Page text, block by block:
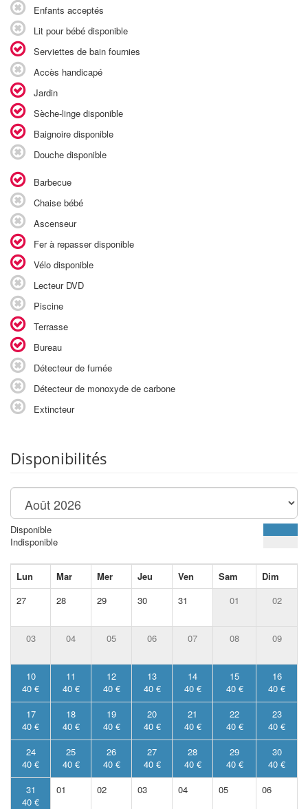
Enfants acceptés
Lit pour bébé disponible
Serviettes de bain fournies
Accès handicapé
Jardin
Sèche-linge disponible
Baignoire disponible
Douche disponible
Barbecue
Chaise bébé
Ascenseur
Fer à repasser disponible
Vélo disponible
Lecteur DVD
Piscine
Terrasse
Bureau
Détecteur de fumée
Détecteur de monoxyde de carbone
Extincteur
Disponibilités
Disponible
Indisponible
Lun Mar Mer Jeu Ven Sam
Dim
27
28 29 30 31 01 02
03 04 05 06 07 08 09
10
40 €
11
40 €
12
40 €
13
40 €
14
40 €
15
40 €
16
40 €
17
40 €
18
40 €
19
40 €
20
40 €
21
40 €
22
40 €
23
40 €
24
40 €
25
40 €
26
40 €
27
40 €
28
40 €
29
40 €
30
40 €
31
40 €
01 02 03 04 05 06